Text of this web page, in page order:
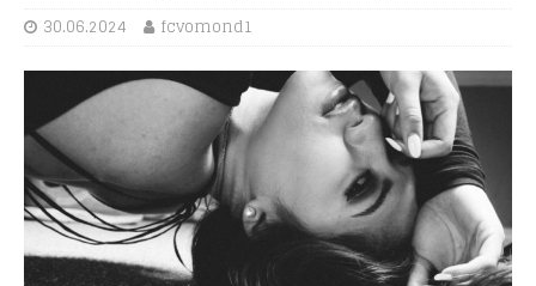
30.06.2024 fcvomond1